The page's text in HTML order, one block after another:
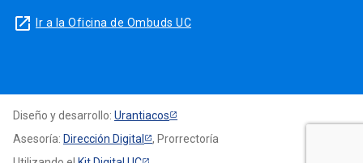
launch Ir a la Oficina de Ombuds UC
Diseño y desarrollo: Urantiacos
Asesoría: Dirección Digital
, Prorrectoría